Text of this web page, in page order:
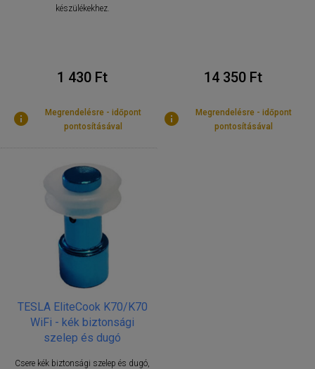
készülékekhez.
1 430 Ft
Megrendelésre - időpont
pontosításával
14 350 Ft
Megrendelésre - időpont
pontosításával
TESLA EliteCook K70/K70
WiFi - kék biztonsági
szelep és dugó
Csere kék biztonsági szelep és dugó,